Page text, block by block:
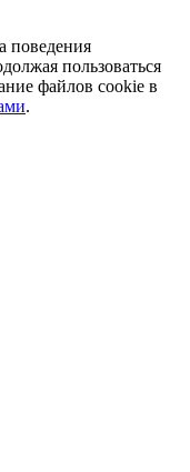
поведения
пользоваться
файлов cookie в
.